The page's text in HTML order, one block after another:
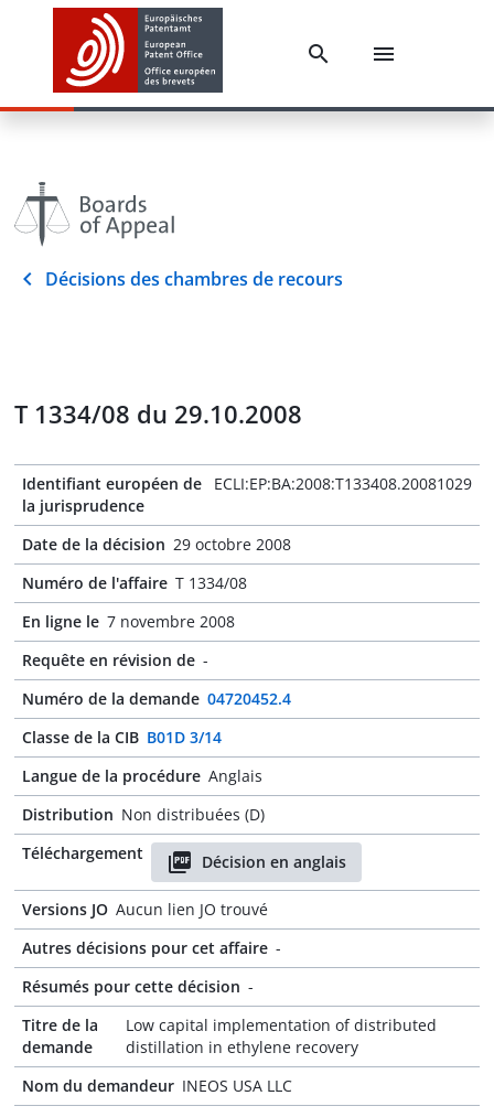
Décisions des chambres de recours
T 1334/08 du 29.10.2008
Identifiant européen de
la jurisprudence
ECLI:EP:BA:2008:T133408.20081029
Date de la décision 29 octobre 2008
Numéro de l'affaire T 1334/08
En ligne le 7 novembre 2008
Requête en révision de -
Numéro de la demande 04720452.4
Classe de la CIB B01D 3/14
Langue de la procédure Anglais
Distribution Non distribuées (D)
Téléchargement
Décision en anglais
Versions JO Aucun lien JO trouvé
Autres décisions pour cet affaire -
Résumés pour cette décision -
Titre de la
demande
Low capital implementation of distributed
distillation in ethylene recovery
Nom du demandeur INEOS USA LLC